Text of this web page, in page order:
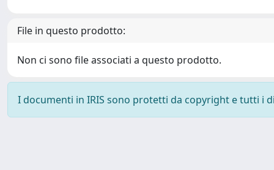
File in questo prodotto:
Non ci sono file associati a questo prodotto.
I documenti in IRIS sono protetti da copyright e tutti i